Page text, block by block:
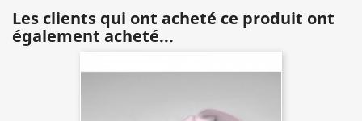
Les clients qui ont acheté ce produit ont
également acheté...